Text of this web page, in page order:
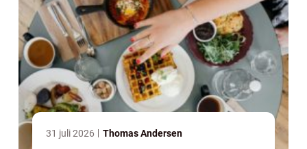
31 juli 2026 Thomas Andersen